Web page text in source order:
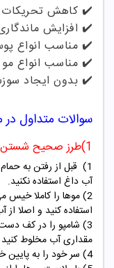
✔️ کاهش تحریکات
✔️ افزایش
✔️ مناسب انواع
✔️ مناسب انواع مو
✔️ بدون ایجاد
سوالات متداول
1)طرز صحیح شستن موها چگونه است؟
1) قبل از رفتن به
آب داغ استفاده نکنید.
2) موها را کاملا
استفاده کنید و اصلا از
3) شامپو را در کف
مقداری آب مخلوط کنید
4) سر خود را به پایین خم کنید و شامپو را روی کف سر بریزید